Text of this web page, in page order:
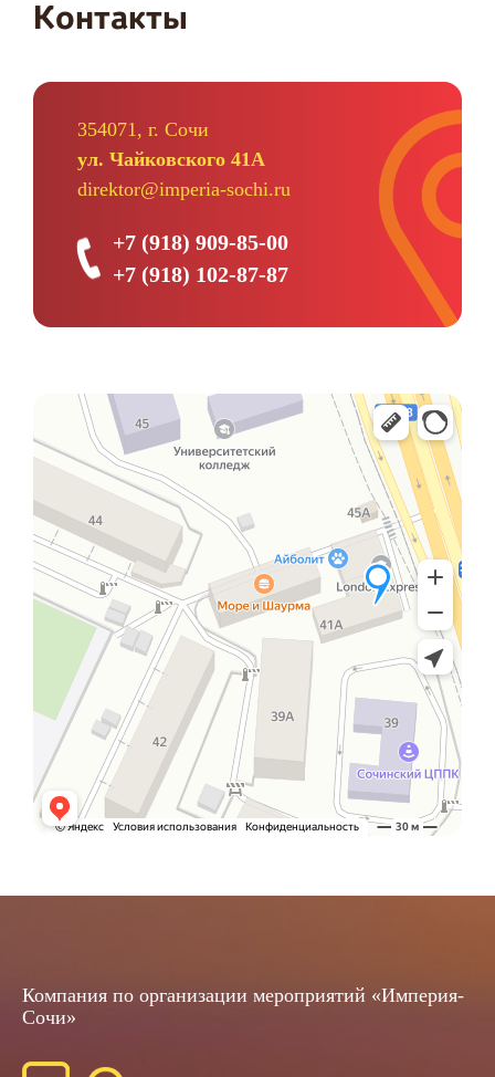
Контакты
354071, г. Сочи
ул. Чайковского 41А
direktor@imperia-sochi.ru
+7 (918) 909-85-00
+7 (918) 102-87-87
Компания по организации мероприятий «Империя-
Сочи»